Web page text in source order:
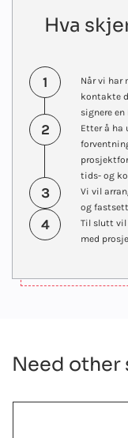
Hva
1
Når vi har
kontakte
signere
2
Etter å ha
tids- og
3
Vi vil
og
4
Til slutt vil
med
Need other